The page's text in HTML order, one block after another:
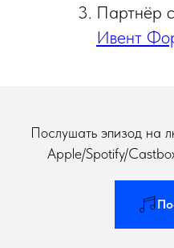
Партнёр
Ивент
Послушать эпизод на
Apple/Spotify/